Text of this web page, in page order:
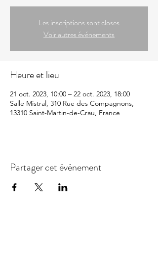
Les inscriptions sont closes
Voir autres événements
Heure et lieu
21 oct. 2023, 10:00 – 22 oct. 2023, 18:00
Salle Mistral, 310 Rue des Compagnons,
13310 Saint-Martin-de-Crau, France
Partager cet événement